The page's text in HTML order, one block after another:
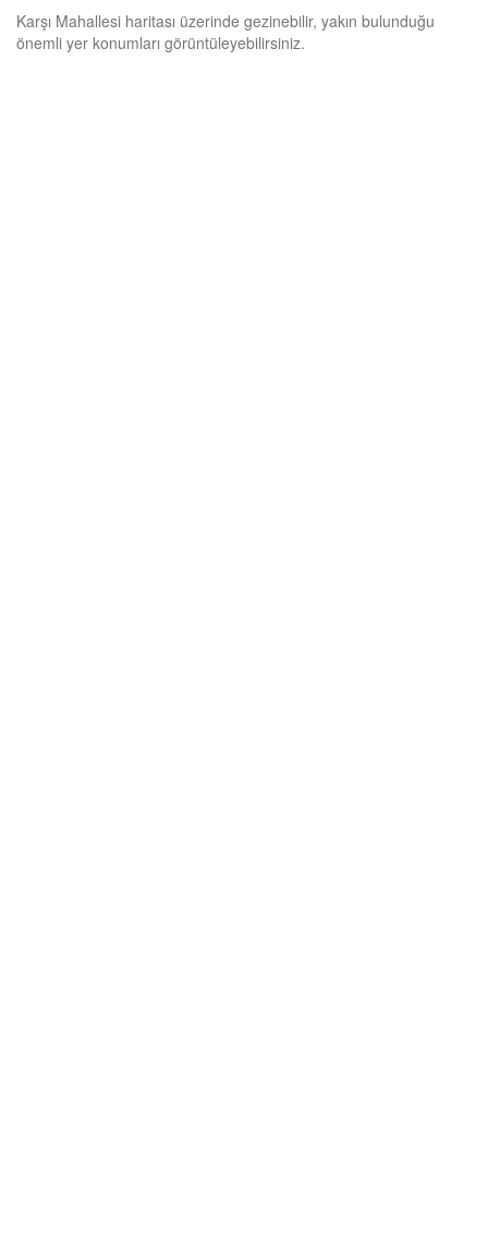
Karşı Mahallesi haritası üzerinde gezinebilir, yakın bulunduğu
önemli yer konumları görüntüleyebilirsiniz.